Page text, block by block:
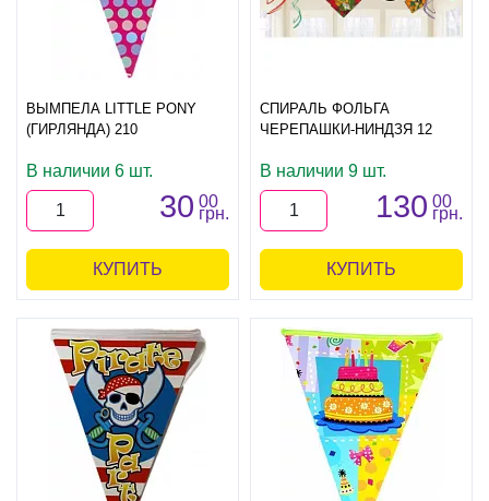
ВЫМПЕЛА LITTLE PONY
(ГИРЛЯНДА) 210
В наличии 6 шт.
30 00
грн.
КУПИТЬ
СПИРАЛЬ ФОЛЬГА
ЧЕРЕПАШКИ-НИНДЗЯ 12
В наличии 9 шт.
130 00
грн.
КУПИТЬ